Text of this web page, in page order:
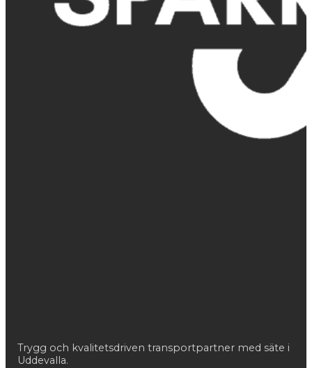
Trygg och kvalitetsdriven transportpartner med säte i
Uddevalla.